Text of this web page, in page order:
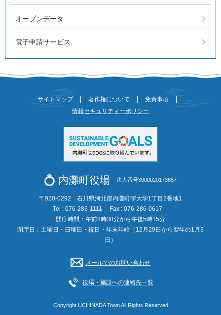
オープンデータ
電子申請サービス
サイトマップ 著作権について
免責事項
情報セキュリティーポリシー
内灘町役場 法人番号3000020173657
〒920-0292 石川県河北郡内灘町字大学1丁目2番地1
Tel : 076-286-1111
Fax : 076-286-0617
開庁時間：午前8時30分から午後5時15分
閉庁日：土曜日・日曜日・祝日・年末年始（12月29日から翌年の1月3
日）
メールでのお問い合わせ
役場・施設への連絡先一覧
Copyright UCHINADA Town All Rights Reserved